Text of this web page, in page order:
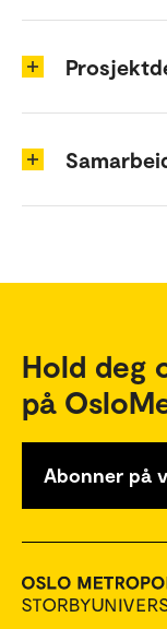
Hold deg
på
Abonner på